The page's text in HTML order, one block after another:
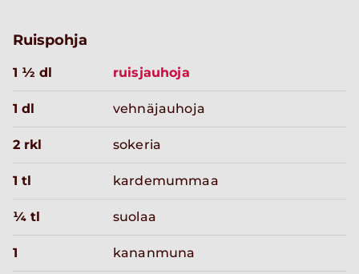
Ruispohja
1 ½ dl ruisjauhoja
1 dl vehnäjauhoja
2 rkl sokeria
1 tl kardemummaa
¼ tl suolaa
1 kananmuna